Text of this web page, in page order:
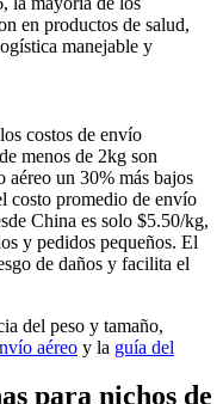
en productos de salud,
manejable y
costos de envío
menos de 2kg son
aéreo un 30% más bajos
costo promedio de envío
China es solo $5.50/kg,
y pedidos pequeños. El
de daños y facilita el
del peso y tamaño,
aéreo y la guía del
para nichos de